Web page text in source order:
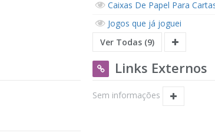
Caixas De Papel Para
Jogos que já joguei
Ver Todas (9)
Links Externos
Sem informações